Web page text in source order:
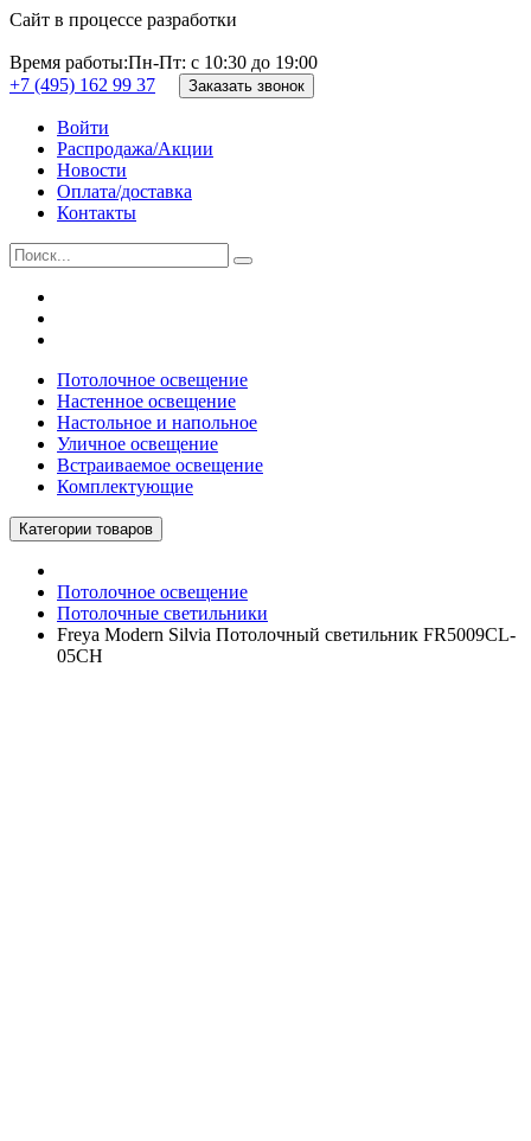
Сайт в процессе разработки
Время работы:Пн-Пт: с 10:30 до 19:00
+7 (495) 162 99 37
Заказать звонок
Войти
Распродажа/Акции
Новости
Оплата/доставка
Контакты
Потолочное освещение
Настенное освещение
Настольное и напольное
Уличное освещение
Встраиваемое освещение
Комплектующие
Категории товаров
Потолочное освещение
Потолочные светильники
Freya Modern Silvia Потолочный светильник FR5009CL-
05CH